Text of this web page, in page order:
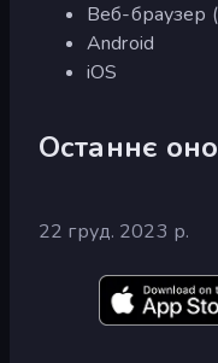
Веб-браузер
Android
iOS
Останнє
22 груд. 2023 р.